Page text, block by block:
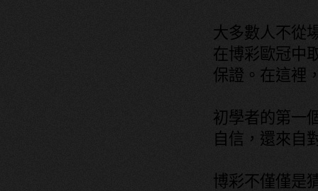
大多數人不從
在博彩歐冠中
保證。在這裡
初學者的第一
自信，還來自
博彩不僅僅是